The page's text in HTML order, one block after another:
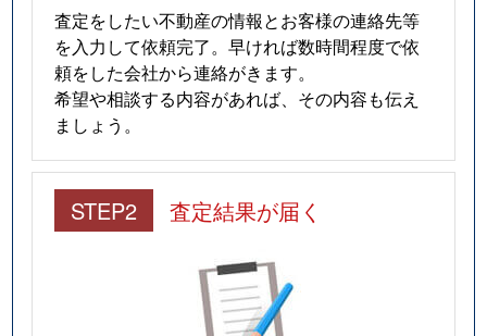
査定をしたい不動産の情報とお客様の連絡先等
を入力して依頼完了。早ければ数時間程度で依
頼をした会社から連絡がきます。
希望や相談する内容があれば、その内容も伝え
ましょう。
STEP2 査定結果が届く